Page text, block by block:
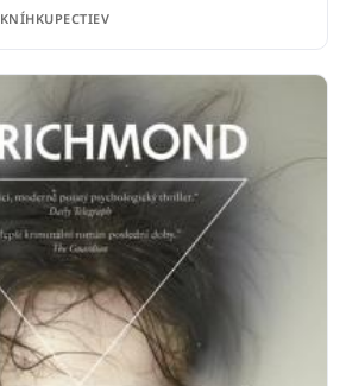
KNÍHKUPECTIEV